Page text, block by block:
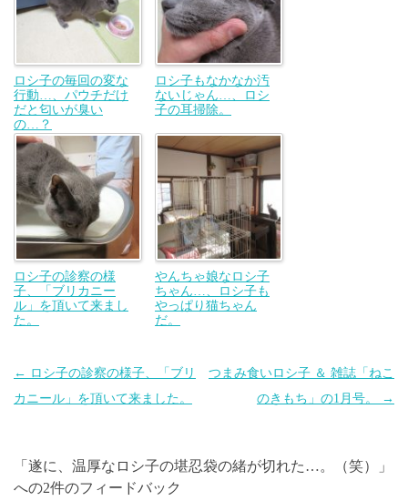
ロシ子の毎回の変な
行動…、パウチだけ
だと匂いが臭い
の…？
ロシ子もなかなか汚
ないじゃん…、ロシ
子の耳掃除。
ロシ子の診察の様
子、「ブリカニー
ル」を頂いて来まし
た。
やんちゃ娘なロシ子
ちゃん…、ロシ子も
やっぱり猫ちゃん
だ。
投
稿
← ロシ子の診察の様子、「ブリ
カニール」を頂いて来ました。
つまみ食いロシ子 ＆ 雑誌「ねこ
のきもち」の1月号。
→
「 遂に、温厚なロシ子の堪忍袋の緒が切れた…。（笑）
」
への2件のフィードバック